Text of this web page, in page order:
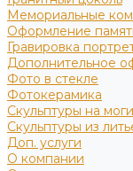
Мемориальные
Оформление
Гравировка
Дополнительное
Фото в стекле
Фотокерамика
Скульптуры на
Скульптуры из
Доп. услуги
О компании